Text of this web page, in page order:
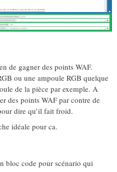
de gagner des points WAF.
ou une ampoule RGB quelque
de la pièce par exemple. A
des points WAF par contre de
dire qu’il fait froid.
idéale pour ca.
bloc code pour scénario qui